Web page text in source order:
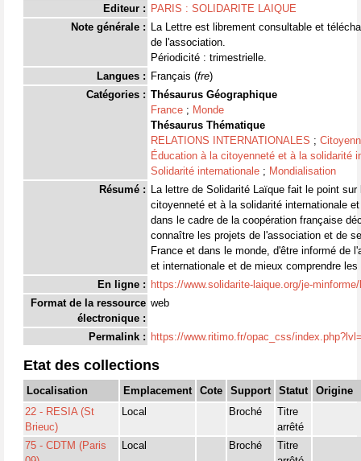
Editeur : PARIS : SOLIDARITE LAIQUE
Note générale : La Lettre est librement consultable et
de l'association.
Périodicité : trimestrielle.
Langues : Français (fre)
Catégories : Thésaurus Géographique
France ; Monde
Thésaurus Thématique
RELATIONS INTERNATIONALES ;
Éducation à la citoyenneté et à la solidarité
Solidarité internationale ; Mondialisation
Résumé : La lettre de Solidarité Laïque fait le point
citoyenneté et à la solidarité internationale
dans le cadre de la coopération française
connaître les projets de l'association et de
France et dans le monde, d'être informé de
et internationale et de mieux comprendre
En ligne : https://www.solidarite-laique.org/je-
Format de la ressource
électronique :
web
Permalink : https://www.ritimo.fr/opac_css/
Etat des collections
Localisation Emplacement Cote Support Statut
Origine
22 - RESIA (St
Brieuc)
Local Broché
Titre
arrêté
75 - CDTM (Paris
Local Broché
Titre